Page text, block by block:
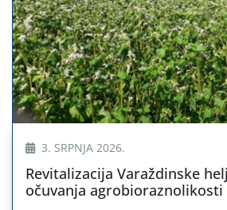
3. SRPNJA 2026.
Revitalizacija Varaždinske
očuvanja agrobioraznolikosti